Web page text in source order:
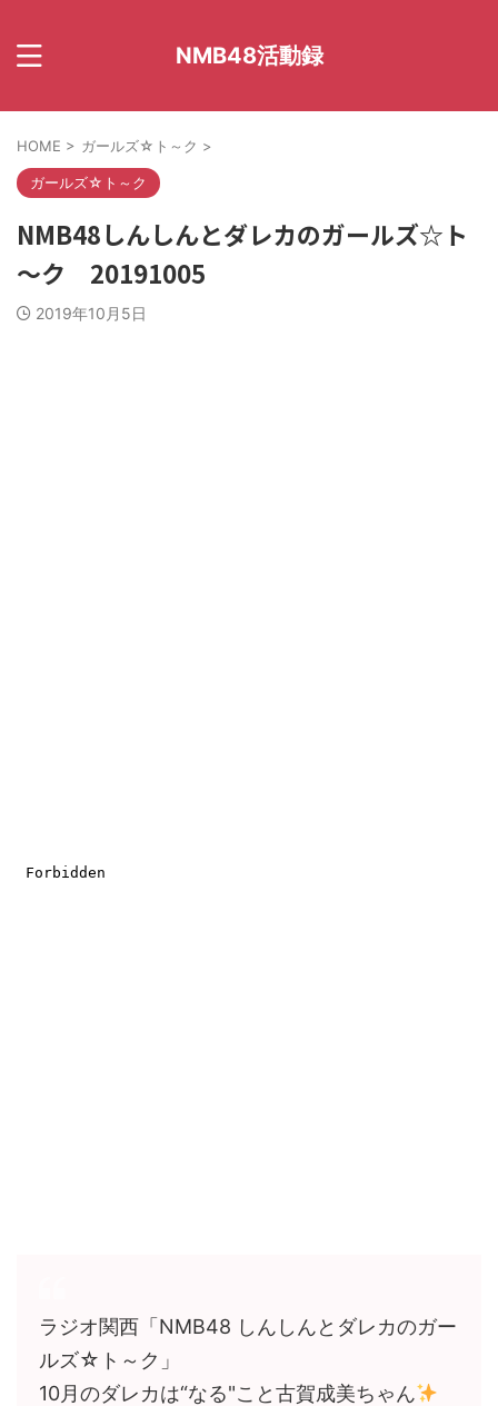
NMB48活動録
HOME > ガールズ☆ト～ク >
ガールズ☆ト～ク
NMB48しんしんとダレカのガールズ☆ト
～ク 20191005
2019年10月5日
ラジオ関西「NMB48 しんしんとダレカのガー
ルズ☆ト～ク」
10月のダレカは“なる"こと古賀成美ちゃん